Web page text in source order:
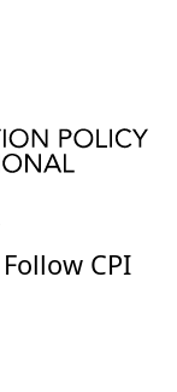
Follow CPI